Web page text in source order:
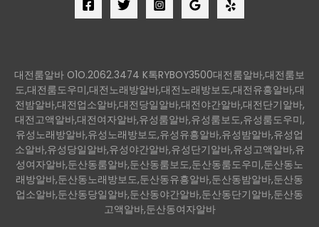
대전룸알바 O1O.2062.3474 K톡RYBOY3500대전룸알바,대전룸보
도,대전룸도우미,대전노래방알바,대전노래방보도,대전유흥알바,대
전밤알바,대전업소알바,대전당일알바,대전야간알바,대전단기알바,
대전고액알바,대전여자알바,유성룸알바,유성룸보도,유성룸도우미,
유성노래방알바,유성노래방보도,유성유흥알바,유성밤알바,유성업
소알바,유성당일알바,유성야간알바,유성단기알바,유성고액알바,유
성여자알바,둔산동룸알바,둔산동룸보도,둔산동룸도우미,둔산동노
래방알바,둔산동노래방보도,둔산동유흥알바,둔산동밤알바,둔산동
업소알바,둔산동당일알바,둔산동야간알바,둔산동단기알바,둔산동
고액알바,둔산동여자알바